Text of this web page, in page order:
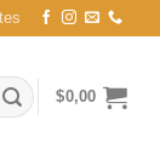
$0,00